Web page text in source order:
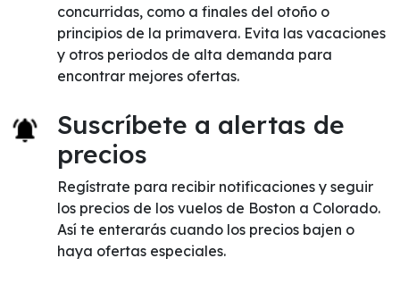
concurridas, como a finales del otoño o
principios de la primavera. Evita las vacaciones
y otros periodos de alta demanda para
encontrar mejores ofertas.
Suscríbete a alertas de
precios
Regístrate para recibir notificaciones y seguir
los precios de los vuelos de Boston a Colorado.
Así te enterarás cuando los precios bajen o
haya ofertas especiales.